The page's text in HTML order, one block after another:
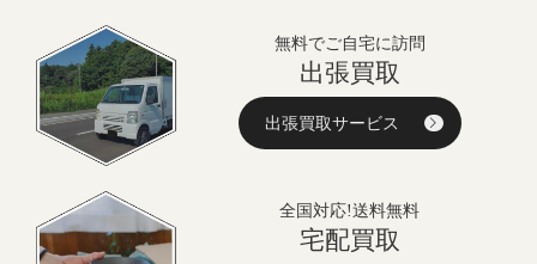
無料でご自宅に訪問
出張買取
出張買取サービス
全国対応!送料無料
宅配買取